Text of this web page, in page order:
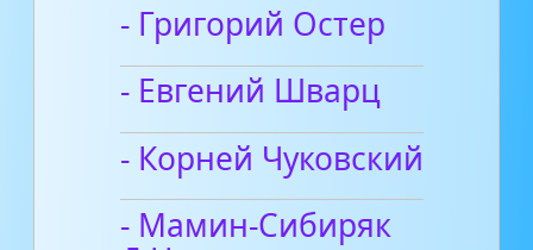
- Григорий Остер
- Евгений Шварц
- Корней Чуковский
- Мамин-Сибиряк